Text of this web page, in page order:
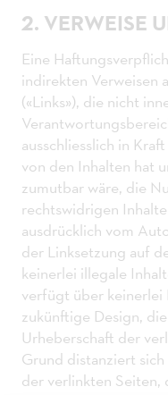
2. VERWEISE
Eine
indirekten Verweisen
(«Links»), die nicht
ausschliesslich in
von den Inhalten hat
zumutbar wäre, die
rechtswidrigen
ausdrücklich vom
der Linksetzung auf
keinerlei illegale
verfügt über keinerlei
zukünftige Design,
Urheberschaft der
Grund distanziert
der verlinkten Seiten,